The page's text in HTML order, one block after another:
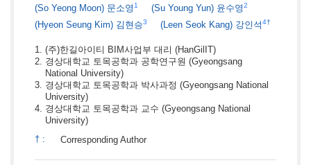
(So Yeong Moon) 문소영 1 (Su Young Yun) 윤수영2
(Hyeon Seung Kim) 김현승3 (Leen Seok Kang) 강인석4†
(주)한길아이티 BIM사업부 대리 (HanGilIT)
경상대학교 토목공학과 공학연구원 (Gyeongsang
National University)
경상대학교 토목공학과 박사과정 (Gyeongsang National
University)
경상대학교 토목공학과 교수 (Gyeongsang National
University)
† : Corresponding Author